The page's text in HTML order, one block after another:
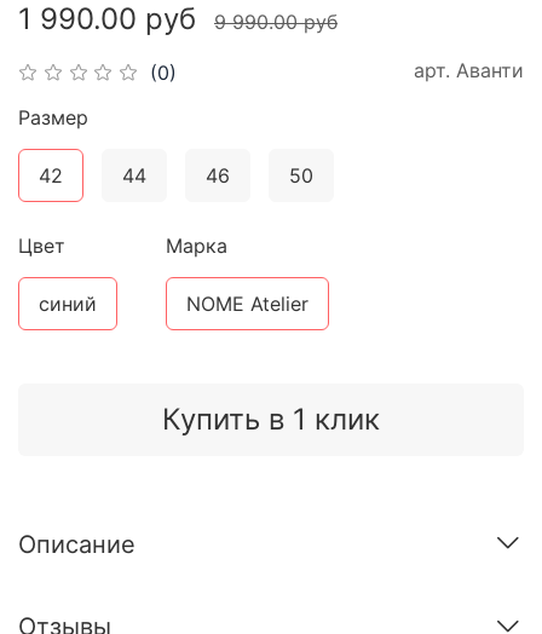
(0) арт. Аванти
1 990.00 руб 9 990.00 руб
Купить в 1 клик
Размер
42 44 46 50
Цвет
синий
Марка
NOME Atelier
Описание
Отзывы